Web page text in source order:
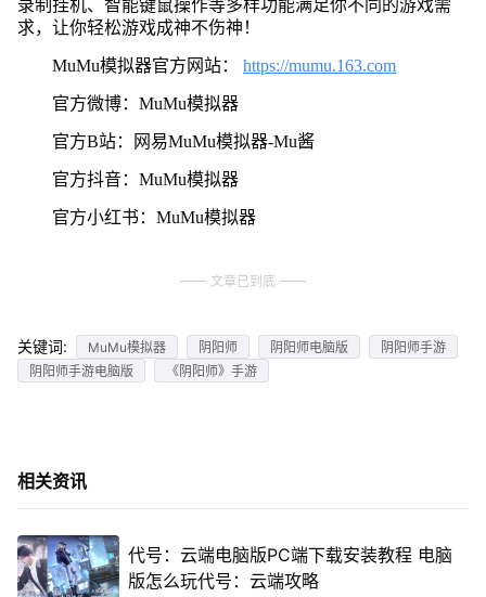
录制挂机、智能键鼠操作等多样功能满足你不同的游戏需
求，让你轻松游戏成神不伤神！
MuMu模拟器官方网站： https://mumu.163.com
官方微博：MuMu模拟器
官方B站：网易MuMu模拟器-Mu酱
官方抖音：MuMu模拟器
官方小红书：MuMu模拟器
文章已到底
关键词: MuMu模拟器 阴阳师 阴阳师电脑版
阴阳师手游
阴阳师手游电脑版
《阴阳师》手游
相关资讯
代号：云端电脑版PC端下载安装教程 电脑
版怎么玩代号：云端攻略